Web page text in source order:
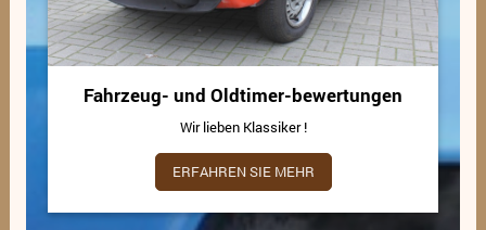
Fahrzeug- und Oldtimer-bewertungen
Wir lieben Klassiker !
ERFAHREN SIE MEHR